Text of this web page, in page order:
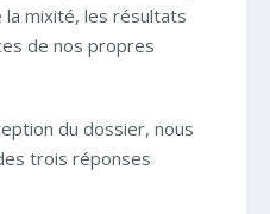
mixité, les résultats
de nos propres
du dossier, nous
trois réponses